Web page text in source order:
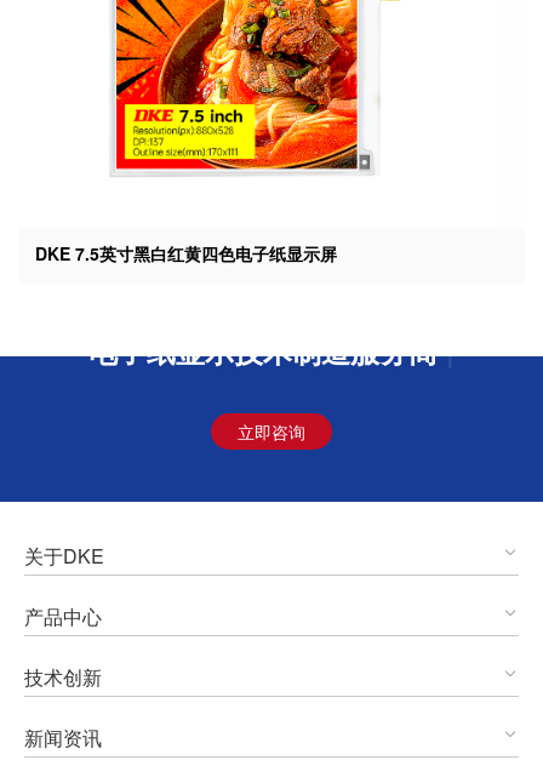
DKE 7.5英寸黑白红黄四色电子纸显示屏
东方科脉 超越|
立即咨询
关于DKE
产品中心
技术创新
新闻资讯